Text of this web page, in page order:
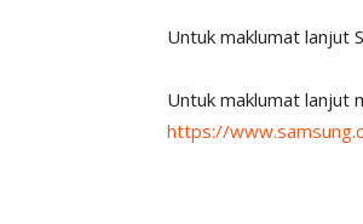
Untuk maklumat lanjut
Untuk maklumat lanjut
https://